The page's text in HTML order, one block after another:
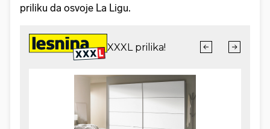
priliku da osvoje La Ligu.